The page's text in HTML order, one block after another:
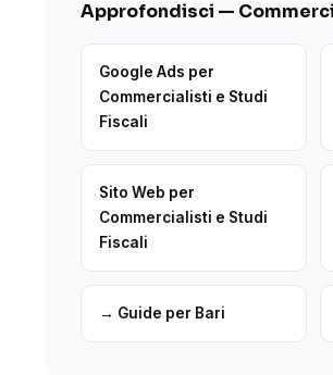
Approfondisci —
Google Ads per
Commercialisti e Studi
Fiscali
Sito Web per
Commercialisti e Studi
Fiscali
→ Guide per Bari